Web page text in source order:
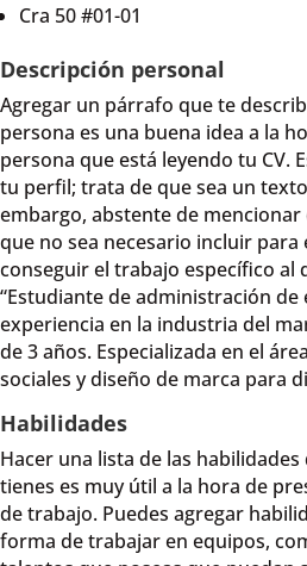
Cra 50 #01-01
Descripción personal
Agregar un párrafo que te
persona es una buena idea a la
persona que está leyendo tu CV.
tu perfil; trata de que sea un
embargo, abstente de mencionar
que no sea necesario incluir
conseguir el trabajo específico al
“Estudiante de administración
experiencia en la industria del
de 3 años. Especializada en el
sociales y diseño de marca para
Habilidades
Hacer una lista de las
tienes es muy útil a la hora de
de trabajo. Puedes agregar
forma de trabajar en equipos,